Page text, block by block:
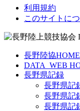
利用規約
このサイトに
長野陸協HOME
DATA_WEB
長野県記録
長野県記
長野県記
長野県記